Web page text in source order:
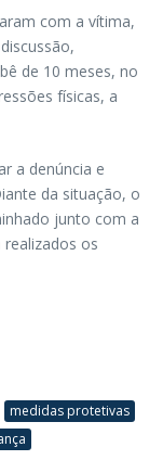
com a vítima,
de 10 meses, no
físicas, a
a denúncia e
da situação, o
junto com a
os
medidas protetivas